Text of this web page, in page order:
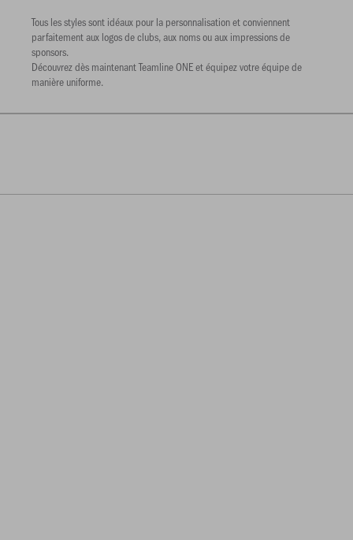
Tous les styles sont idéaux pour la personnalisation et conviennent
parfaitement aux logos de clubs, aux noms ou aux impressions de
sponsors.
Découvrez dès maintenant Teamline ONE et équipez votre équipe de
manière uniforme.